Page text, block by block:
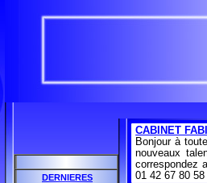
DERNIERES
CABINET
Bonjour à
nouveaux
correspondez
01 42 67 80